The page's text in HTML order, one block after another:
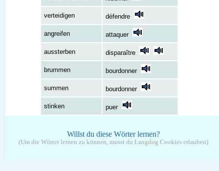
verteidigen défendre
angreifen attaquer
aussterben disparaître
brummen bourdonner
summen bourdonner
stinken puer
Willst du diese Wörter lernen?
(Um die Wörter lernen zu können, musst du Langdog Cookies erlauben)